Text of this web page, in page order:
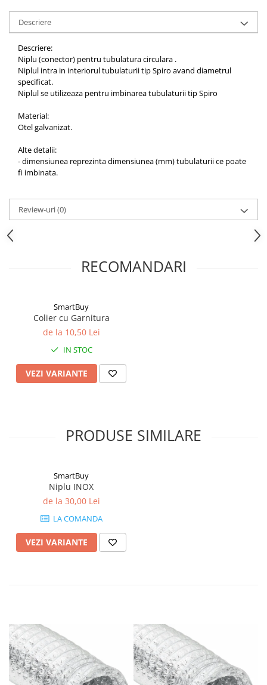
Descriere
Descriere:
Niplu (conector) pentru tubulatura circulara .
Niplul intra in interiorul tubulaturii tip Spiro avand diametrul
specificat.
Niplul se utilizeaza pentru imbinarea tubulaturii tip Spiro
Material:
Otel galvanizat.
Alte detalii:
- dimensiunea reprezinta dimensiunea (mm) tubulaturii ce poate
fi imbinata.
Review-uri(0)
RECOMANDARI
SmartBuy
Colier cu Garnitura
de la 10,50 Lei
IN STOC
VEZI VARIANTE
PRODUSE SIMILARE
SmartBuy
Niplu INOX
de la 30,00 Lei
LA COMANDA
VEZI VARIANTE